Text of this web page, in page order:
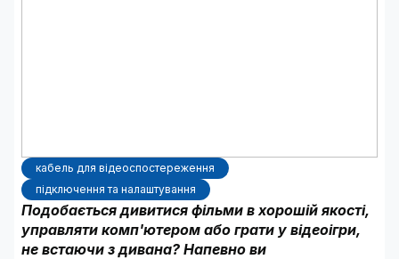
кабель для відеоспостереження
підключення та налаштування
Подобається дивитися фільми в хорошій якості,
управляти комп'ютером або грати у відеоігри,
не встаючи з дивана? Напевно ви